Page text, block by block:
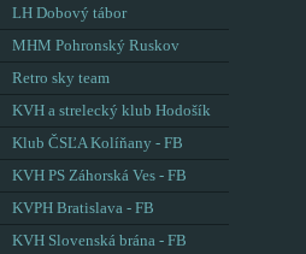
LH Dobový tábor
MHM Pohronský Ruskov
Retro sky team
KVH a strelecký klub Hodošík
Klub ČSĽA Kolíňany - FB
KVH PS Záhorská Ves - FB
KVPH Bratislava - FB
KVH Slovenská brána - FB